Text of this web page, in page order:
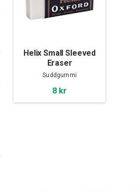
Helix Small Sleeved
Eraser
Suddgummi
8 kr